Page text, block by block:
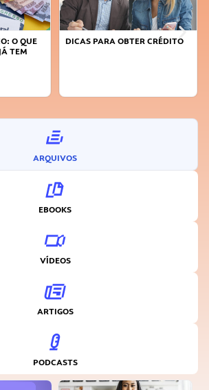
O QUE
TEM
DICAS PARA OBTER CRÉDITO
ARQUIVOS
EBOOKS
VÍDEOS
ARTIGOS
PODCASTS